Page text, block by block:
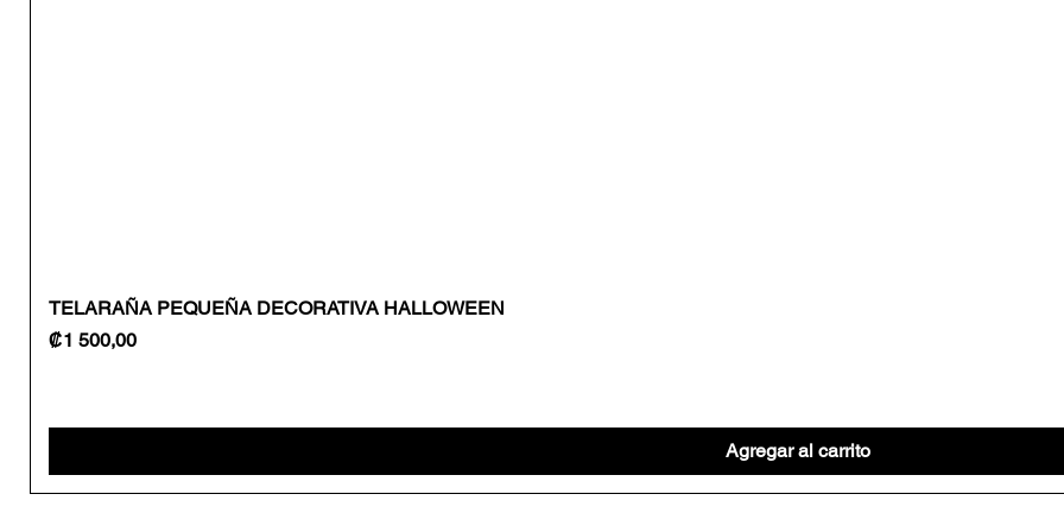
TELARAÑA PEQUEÑA DECORATIVA HALLOWEEN
Precio
₡1 500,00
Agregar al carrito